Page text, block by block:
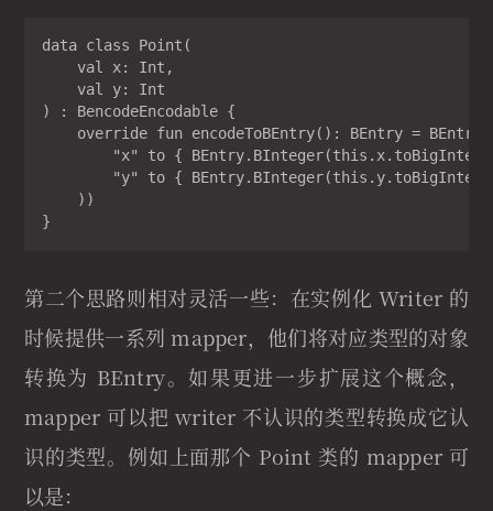
data class Point(
    val x: Int,
    val y: Int
) : BencodeEncodable {
override fun encodeToBEntry(): BEntry =
"x" to {
"y" to {
    ))
}
第二个思路则相对灵活一些：在实例化 Writer 的
时候提供一系列 mapper，他们将对应类型的对象
转换为 BEntry。如果更进一步扩展这个概念，
mapper 可以把 writer 不认识的类型转换成它认
识的类型。例如上面那个 Point 类的 mapper 可
以是：